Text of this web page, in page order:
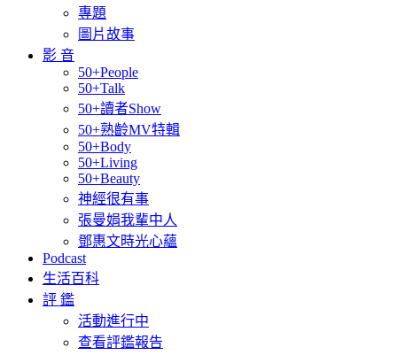
專題
圖片故事
影 音
50+People
50+Talk
50+讀者Show
50+熟齡MV特輯
50+Body
50+Living
50+Beauty
神經很有事
張曼娟我輩中人
鄧惠文時光心蘊
Podcast
生活百科
評 鑑
活動進行中
查看評鑑報告